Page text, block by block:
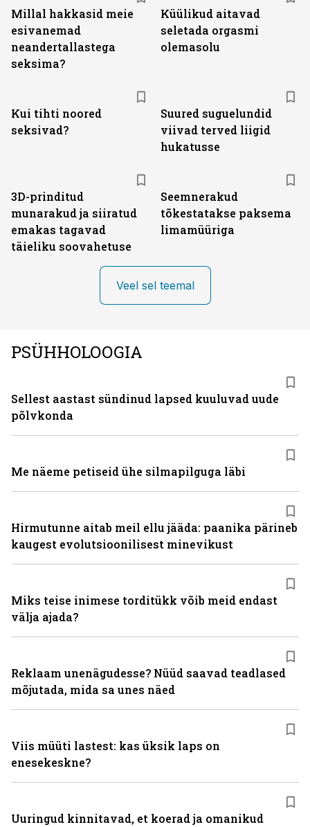
Millal hakkasid meie
esivanemad
neandertallastega
seksima?
Küülikud aitavad
seletada orgasmi
olemasolu
Kui tihti noored
seksivad?
Suured suguelundid
viivad terved liigid
hukatusse
3D-prinditud
munarakud ja siiratud
emakas tagavad
täieliku soovahetuse
Seemnerakud
tõkestatakse paksema
limamüüriga
Veel sel teemal
PSÜHHOLOOGIA
Sellest aastast sündinud lapsed kuuluvad uude
põlvkonda
Me näeme petiseid ühe silmapilguga läbi
Hirmutunne aitab meil ellu jääda: paanika pärineb
kaugest evolutsioonilisest minevikust
Miks teise inimese torditükk võib meid endast
välja ajada?
Reklaam unenägudesse? Nüüd saavad teadlased
mõjutada, mida sa unes näed
Viis müüti lastest: kas üksik laps on
enesekeskne?
Uuringud kinnitavad, et koerad ja omanikud